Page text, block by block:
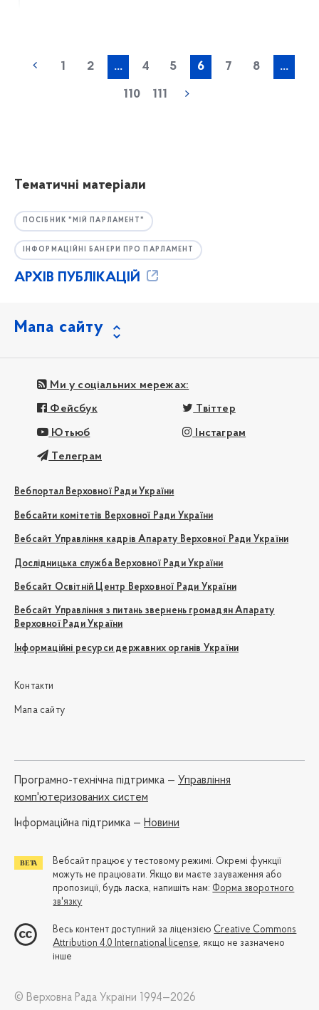
1 2 ... 4 5 6 7 8 ...
110 111
Тематичні матеріали
ПОСІБНИК "МІЙ ПАРЛАМЕНТ"
ІНФОРМАЦІЙНІ БАНЕРИ ПРО ПАРЛАМЕНТ
АРХІВ ПУБЛІКАЦІЙ
Мапа сайту
Ми у соціальних мережах:
Фейсбук Твіттер
Ютьюб Інстаграм
Телеграм
Вебпортал Верховної Ради України
Вебсайти комітетів Верховної Ради України
Вебсайт Управління кадрів Апарату Верховної Ради України
Дослідницька служба Верховної Ради України
Вебсайт Освітній Центр Верховної Ради України
Вебсайт Управління з питань звернень громадян Апарату
Верховної Ради України
Інформаційні ресурси державних органів України
Контакти
Мапа сайту
Програмно-технічна підтримка — Управління
комп'ютеризованих систем
Iнформаційна підтримка — Новини
Вебсайт працює у тестовому режимі. Окремі функції
можуть не працювати. Якщо ви маєте зауваження або
пропозиції, будь ласка, напишіть нам: Форма зворотного
зв'язку
Весь контент доступний за ліцензією Creative Commons
Attribution 4.0 International license, якщо не зазначено
інше
© Верховна Рада України 1994—2026